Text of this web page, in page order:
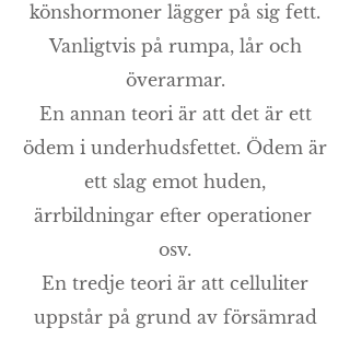
könshormoner lägger på sig fett.
Vanligtvis på rumpa, lår och
överarmar.
En annan teori är att det är ett
ödem i underhudsfettet. Ödem är
ett slag emot huden,
ärrbildningar efter operationer
osv.
En tredje teori är att celluliter
uppstår på grund av försämrad